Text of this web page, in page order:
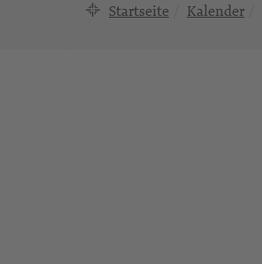
Startseite Kalender